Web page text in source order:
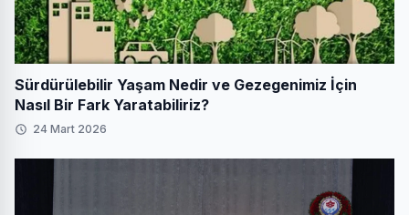
Sürdürülebilir Yaşam Nedir ve Gezegenimiz İçin
Nasıl Bir Fark Yaratabiliriz?
24 Mart 2026